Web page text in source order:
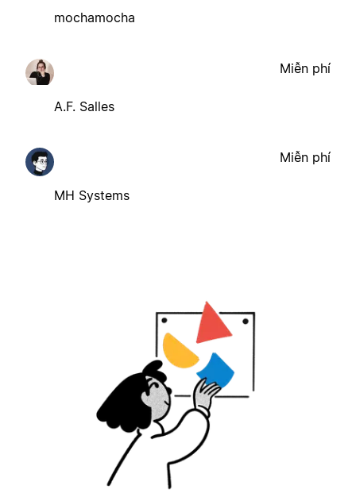
mochamocha
A.F. Salles
Miễn phí
MH Systems
Miễn phí